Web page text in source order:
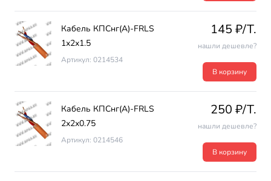
Кабель КПСнг(А)-FRLS
1х2х1.5
Артикул: 0214534
145 ₽/T.
нашли дешевле?
В корзину
Кабель КПСнг(А)-FRLS
2х2х0.75
Артикул: 0214546
250 ₽/T.
нашли дешевле?
В корзину